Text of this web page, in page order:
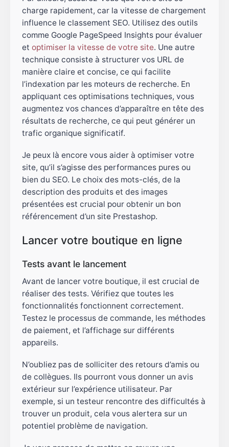
charge rapidement, car la vitesse de chargement
influence le classement SEO. Utilisez des outils
comme Google PageSpeed Insights pour évaluer
etoptimiser la vitesse de votre site. Une autre
technique consiste à structurer vos URL de
manière claire et concise, ce qui facilite
l’indexation par les moteurs de recherche. En
appliquant ces optimisations techniques, vous
augmentez vos chances d’apparaître en tête des
résultats de recherche, ce qui peut générer un
trafic organique significatif.
Je peux là encore vous aider à optimiser votre
site, qu’il s’agisse des performances pures ou
bien du SEO. Le choix des mots-clés, de la
description des produits et des images
présentées est crucial pour obtenir un bon
référencement d’un site Prestashop.
Lancer votre boutique en ligne
Tests avant le lancement
Avant de lancer votre boutique, il est crucial de
réaliser des tests. Vérifiez que toutes les
fonctionnalités fonctionnent correctement.
Testez le processus de commande, les méthodes
de paiement, et l’affichage sur différents
appareils.
N’oubliez pas de solliciter des retours d’amis ou
de collègues. Ils pourront vous donner un avis
extérieur sur l’expérience utilisateur. Par
exemple, si un testeur rencontre des difficultés à
trouver un produit, cela vous alertera sur un
potentiel problème de navigation.